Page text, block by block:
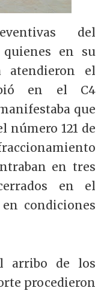
del
quienes en su
atendieron el
en el C4
que
número 121 de
en tres
en el
condiciones
arribo de los
procedieron